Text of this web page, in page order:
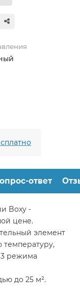
ответ
Boxy -
цене.
элемент
режима
до 25 м².